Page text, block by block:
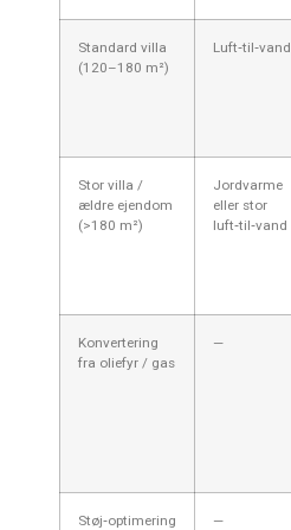
Standard villa
(120–180 m²)
Luft‑til‑vand
Stor villa /
ældre ejendom
(>180 m²)
Jordvarme
eller stor
luft‑til‑vand
Konvertering
fra oliefyr / gas
—
Støj‑optimering
—